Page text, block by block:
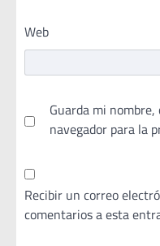
Web
Guarda mi
navegador para la
Recibir un correo
comentarios a esta